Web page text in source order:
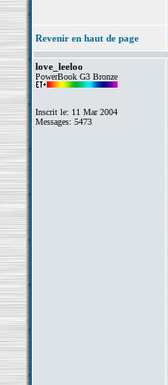
Revenir en haut de page
love_leeloo
PowerBook G3 Bronze
Inscrit le: 11 Mar 2004
Messages: 5473